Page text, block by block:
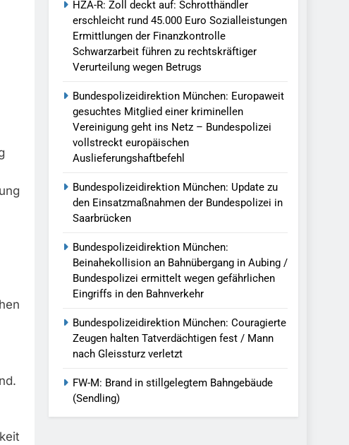
HZA-R: Zoll deckt auf: Schrotthändler
erschleicht rund 45.000 Euro Sozialleistungen
Ermittlungen der Finanzkontrolle
Schwarzarbeit führen zu rechtskräftiger
Verurteilung wegen Betrugs
Bundespolizeidirektion München: Europaweit
gesuchtes Mitglied einer kriminellen
Vereinigung geht ins Netz – Bundespolizei
vollstreckt europäischen
Auslieferungshaftbefehl
Bundespolizeidirektion München: Update zu
den Einsatzmaßnahmen der Bundespolizei in
Saarbrücken
Bundespolizeidirektion München:
Beinahekollision an Bahnübergang in Aubing /
Bundespolizei ermittelt wegen gefährlichen
Eingriffs in den Bahnverkehr
Bundespolizeidirektion München: Couragierte
Zeugen halten Tatverdächtigen fest / Mann
nach Gleissturz verletzt
FW-M: Brand in stillgelegtem Bahngebäude
(Sendling)